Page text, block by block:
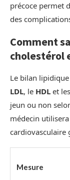
précoce permet
des
Comment
cholestérol
Le bilan
LDL, le HDL et
jeun ou non
médecin
cardiovasculaire
Mesure